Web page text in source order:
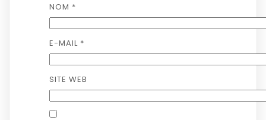
NOM *
E-MAIL *
SITE WEB